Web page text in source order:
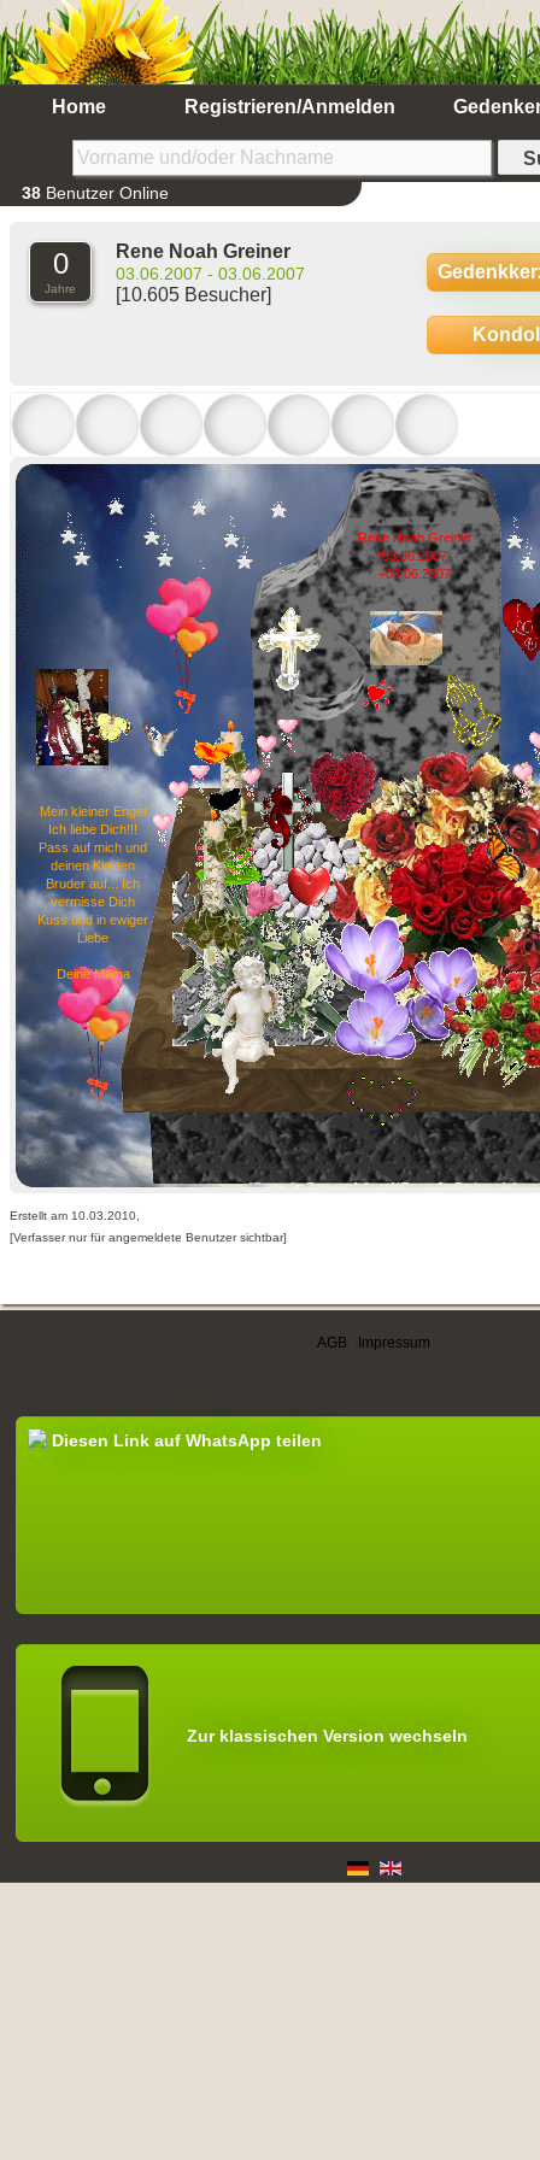
Home Registrieren/Anmelden
38 Benutzer Online
0
Jahre
Rene Noah Greiner
03.06.2007 - 03.06.2007
[10.605 Besucher]
Rene Noah Greiner
*03.06.2007-
+03.06.2007
Mein kleiner Engel
Ich liebe Dich!!!
Pass auf mich und
deinen Kleinen
Bruder auf... Ich
vermisse Dich
Kuss und in ewiger
Liebe
Deine Mama
Erstellt am 10.03.2010,
[Verfasser nur für angemeldete Benutzer sichtbar]
AGB Impressum
Diesen Link auf WhatsApp teilen
Zur klassischen Version wechseln